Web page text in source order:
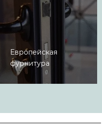
Европейская
фурнитура